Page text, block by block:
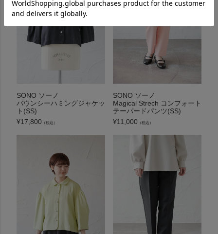
SONO ソーノ
バウンシーハミングジャケッ
ト(SS)
¥17,800 （税込）
SONO ソーノ
Magical Strech コンフォート
テーパードパンツ(SS)
¥11,000 （税込）